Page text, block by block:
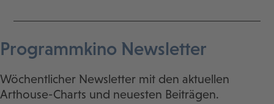
Programmkino Newsletter
Wöchentlicher Newsletter mit den aktuellen
Arthouse-Charts und neuesten Beiträgen.